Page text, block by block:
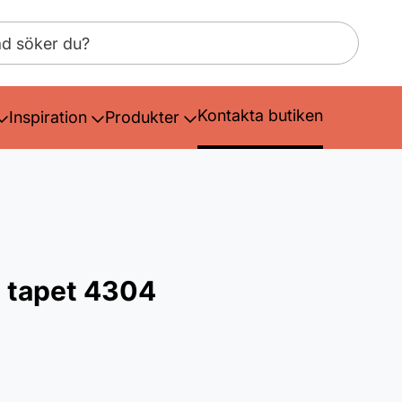
Inspiration Produkter Kontakta butiken
tapet 4304